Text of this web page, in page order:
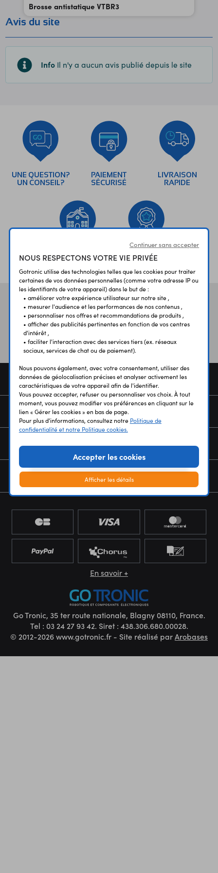
Brosse antistatique VTBR3
Avis du site
Info Il n'y a aucun avis publié depuis le site
UNE QUESTION?
UN CONSEIL?
PAIEMENT
SÉCURISÉ
LIVRAISON
RAPIDE
ÉTABLISSEMENTS
SCOLAIRES
PLUS 30 ANS
D’EXPERIENCE
Vos aviset témoignages
COMMANDE
SERVICES
NOUS CONNAÎTRE
NEWSLETTER
En savoir +
Go Tronic, 35 ter route nationale, Blagny 08110, France.
Tel : 03 24 27 93 42. Siret : 438.306.680.00028.
© 2012-2026 www.gotronic.fr - Site réalisé parArobases
Continuer sans accepter
NOUS RESPECTONS VOTRE VIE PRIVÉE
Gotronic utilise des technologies telles que les cookies pour traiter
certaines de vos données personnelles (comme votre adresse IP ou
les identifiants de votre appareil) dans le but de :
• améliorer votre expérience utilisateur sur notre site ,
• mesurer l'audience et les performances de nos contenus ,
• personnaliser nos offres et recommandations de produits ,
• afficher des publicités pertinentes en fonction de vos centres
d'intérêt ,
• faciliter l'interaction avec des services tiers (ex. réseaux
sociaux, services de chat ou de paiement).
Nous pouvons également, avec votre consentement, utiliser des
données de géolocalisation précises et analyser activement les
caractéristiques de votre appareil afin de l'identifier.
Vous pouvez accepter, refuser ou personnaliser vos choix. À tout
moment, vous pouvez modifier vos préférences en cliquant sur le
lien « Gérer les cookies » en bas de page.
Pour plus d'informations, consultez notre Politique de
confidentialité et notre Politique cookies.
Accepter les cookies
Afficher les détails